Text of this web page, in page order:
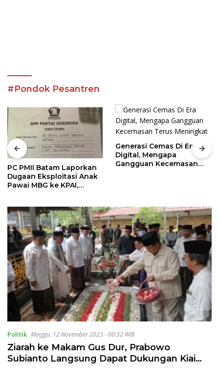
#Pondok Pesantren
PC PMII Batam Laporkan
Dugaan Eksploitasi Anak
Pawai MBG ke KPAI,
Generasi Cemas Di Era
Digital, Mengapa
Gangguan Kecemasan
Politik Minggu, 12 November 2023 - 00:32 WIB
Ziarah ke Makam Gus Dur, Prabowo
Subianto Langsung Dapat Dukungan Kiai